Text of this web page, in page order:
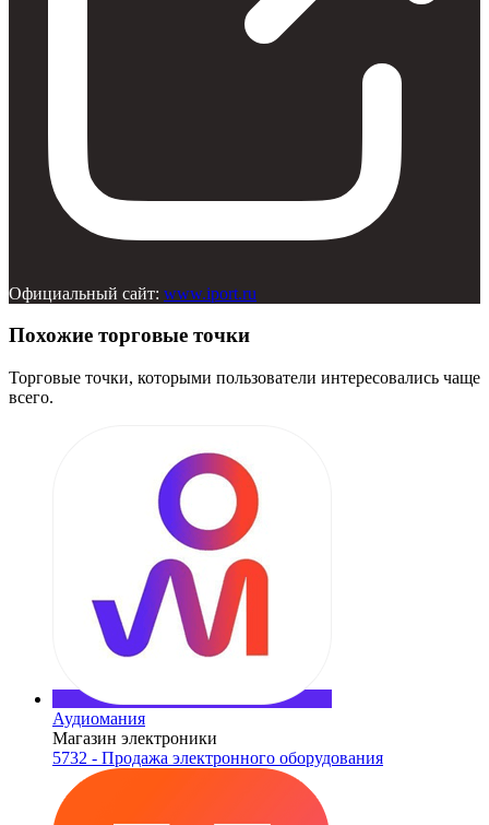
Официальный сайт: www.iport.ru
Похожие торговые точки
Торговые точки, которыми пользователи интересовались чаще
всего.
Аудиомания
Магазин электроники
5732 - Продажа электронного оборудования